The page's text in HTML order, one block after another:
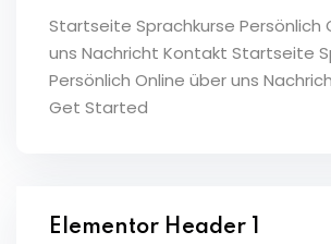
Startseite Sprachkurse Persönlich
uns Nachricht Kontakt Startseite
Persönlich Online über uns
Get Started
Elementor Header 1